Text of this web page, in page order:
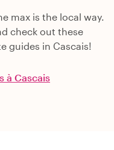
max is the local way.
check out these
guides in Cascais!
à Cascais